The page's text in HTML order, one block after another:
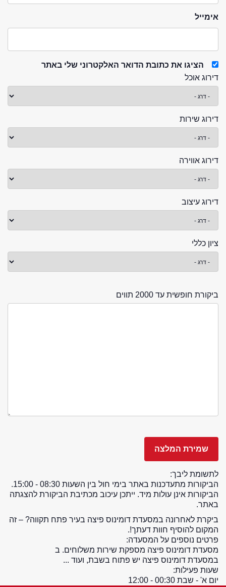
אימייל
הציגו את כתובת הדואר האלקטרוני שלי באתר
דירוג אוכל
דירוג שירות
דירוג אווירה
דירוג עיצוב
ציון כללי
ביקורת חופשית עד 2000 תווים
לתשומת ליבך:
הביקורות מתעדכנות באתר בימי חול בין השעות 08:30 - 15:00.
הביקורות אינן עולות מיד. ייתכן עיכוב מכתיבת הביקורת להצגתה
באתר.
ביקרת לאחרונה במסעדת דומינוס פיצה בעיר פתח תקווה? – זה
המקום להוסיף חוות דעתך!.
פרטים נוספים על המסעדה:
מסעדת דומינוס פיצה מספקת שירות משלוחים. ב
במסעדת דומינוס פיצה יש פתוח בשבת, ועוד ...
שעות פעילות:
יום א' - שבת 00:30 - 12:00